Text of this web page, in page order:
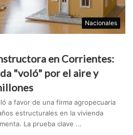
Nacionales
en Corrientes:
"voló" por el aire y
a favor de una firma agropecuaria
estructurales en la vivienda
La prueba clave ...